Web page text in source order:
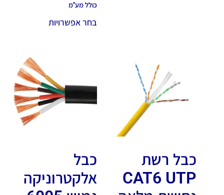
כולל מע"מ
בחר אפשרויות
כבל רשת
CAT6 UTP
כבל
אלקטרוניקה